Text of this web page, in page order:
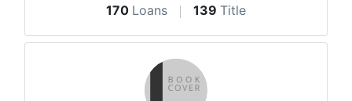
170 Loans 139 Title